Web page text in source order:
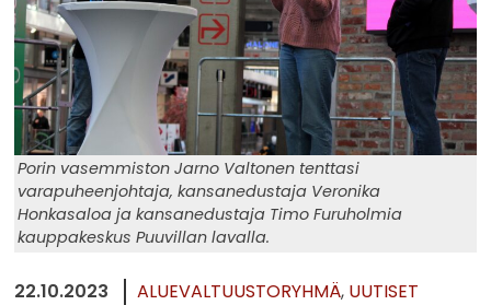
Porin vasemmiston Jarno Valtonen tenttasi
varapuheenjohtaja, kansanedustaja Veronika
Honkasaloa ja kansanedustaja Timo Furuholmia
kauppakeskus Puuvillan lavalla.
22.10.2023 ALUEVALTUUSTORYHMÄ UUTISET